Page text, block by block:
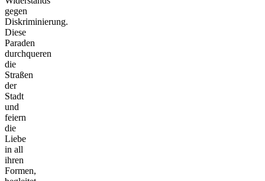
gegen
Diskriminierung.
Diese
Paraden
durchqueren
die
Straßen
der
Stadt
und
feiern
die
Liebe
in all
ihren
Formen,